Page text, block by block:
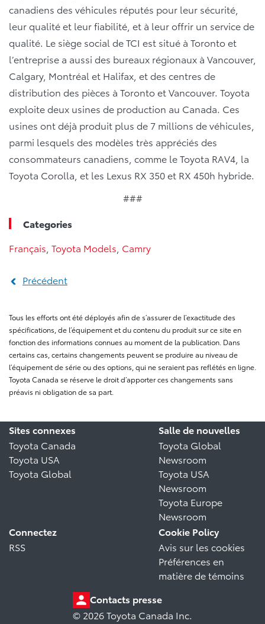
canadiens des véhicules réputés pour leur sécurité,
leur qualité et leur fiabilité, et à leur offrir un service de
qualité. Le siège social de TCI est situé à Toronto et
l’entreprise a aussi des bureaux régionaux à Vancouver,
Calgary, Montréal et Halifax, et des centres de
distribution des pièces à Toronto et Vancouver. Toyota
exploite deux usines de production au Canada. Ces
usines ont déjà produit plus de 7 millions de véhicules,
parmi lesquels des modèles très appréciés des
consommateurs canadiens, comme le Toyota RAV4, la
Toyota Corolla, et les Lexus RX 350 et RX 450h hybride.
###
Categories
Français Toyota Models Camry
Précédent
Tous les efforts ont été déployés afin de s’assurer de l’exactitude des
spécifications, de l’équipement et du contenu du produit sur ce site en
fonction des informations connues au moment de la publication. Dans
certains cas, certains changements peuvent se produire au niveau de
l’équipement de série ou des options, qui ne seraient pas reflétés en ligne.
Toyota Canada se réserve le droit d’apporter ces changements sans
préavis ni obligation de sa part.
Sites connexes
Toyota Canada
Toyota USA
Toyota Global
Salle de nouvelles
Toyota Global
Newsroom
Toyota USA
Newsroom
Toyota Europe
Newsroom
Connectez
RSS
Cookie Policy
Avis sur les cookies
Préférences en
matière de témoins
Contacts presse
© 2026 Toyota Canada Inc.